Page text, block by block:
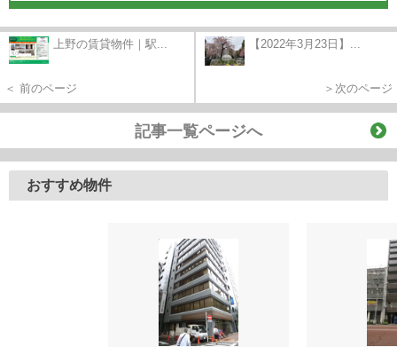
上野の賃貸物件｜駅...
＜ 前のページ
【2022年3月23日】...
＞次のページ
記事一覧ページへ
おすすめ物件